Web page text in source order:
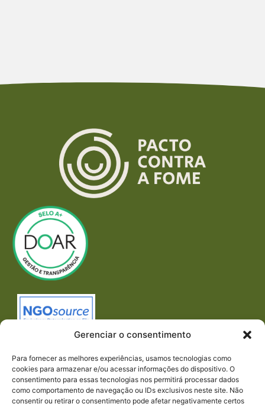
Gerenciar o consentimento
Para fornecer as melhores experiências, usamos tecnologias como
cookies para armazenar e/ou acessar informações do dispositivo. O
consentimento para essas tecnologias nos permitirá processar dados
como comportamento de navegação ou IDs exclusivos neste site. Não
consentir ou retirar o consentimento pode afetar negativamente certos